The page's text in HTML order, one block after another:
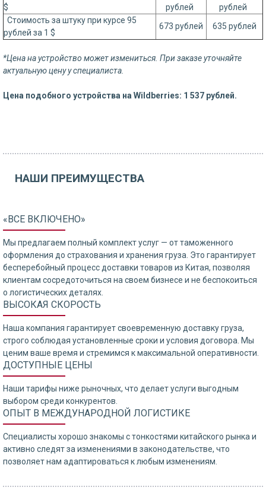
$
рублей
рублей
Стоимость за штуку при курсе 95
рублей за 1 $
673 рублей 635 рублей
*Цена на устройство может измениться. При заказе уточняйте
актуальную цену у специалиста.
Цена подобного устройства на Wildberries: 1 537 рублей.
НАШИ ПРЕИМУЩЕСТВА
«ВСЕ ВКЛЮЧЕНО»
Мы предлагаем полный комплект услуг — от таможенного
оформления до страхования и хранения груза. Это гарантирует
бесперебойный процесс доставки товаров из Китая, позволяя
клиентам сосредоточиться на своем бизнесе и не беспокоиться
о логистических деталях.
ВЫСОКАЯ СКОРОСТЬ
Наша компания гарантирует своевременную доставку груза,
строго соблюдая установленные сроки и условия договора. Мы
ценим ваше время и стремимся к максимальной оперативности.
ДОСТУПНЫЕ ЦЕНЫ
Наши тарифы ниже рыночных, что делает услуги выгодным
выбором среди конкурентов.
ОПЫТ В МЕЖДУНАРОДНОЙ ЛОГИСТИКЕ
Специалисты хорошо знакомы с тонкостями китайского рынка и
активно следят за изменениями в законодательстве, что
позволяет нам адаптироваться к любым изменениям.